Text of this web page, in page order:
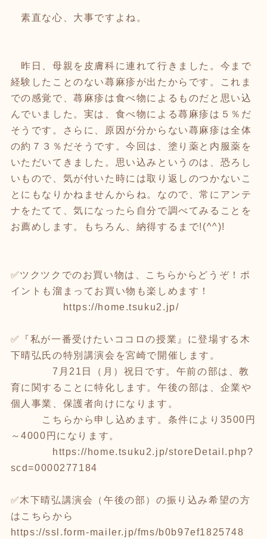
素直な心、大事ですよね。
昨日、母親を皮膚科に連れて行きました。今まで
経験したことのない蕁麻疹が出たからです。これま
での感覚で、蕁麻疹は食べ物によるものだと思い込
んでいました。実は、食べ物による蕁麻疹は５％だ
そうです。さらに、原因が分からない蕁麻疹は全体
の約７３％だそうです。今回は、塗り薬と内服薬を
いただいてきました。思い込みというのは、恐ろし
いもので、気が付いた時には取り返しのつかないこ
とにもなりかねませんからね。なので、常にアンテ
ナをたてて、気になったら自分で調べてみることを
お薦めします。もちろん、納得するまで!(^^)!
✅ツクツクでのお買い物は、こちらからどうぞ！ポ
イントも溜まってお買い物も楽しめます！
https://home.tsuku2.jp/
✅『私が一番受けたいココロの授業』に登場する木
下晴弘氏の特別講演会を宮崎で開催します。
7月21日（月）祝日です。午前の部は、教
育に関することに特化します。午後の部は、企業や
個人事業、保護者向けになります。
こちらから申し込めます。条件により3500円
～4000円になります。
https://home.tsuku2.jp/storeDetail.php?
scd=0000277184
✅木下晴弘講演会（午後の部）の振り込み希望の方
はこちらから
https://ssl.form-mailer.jp/fms/b0b97ef1825748